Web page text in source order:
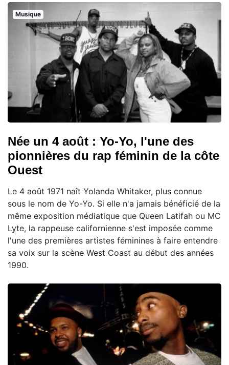
Musique
Née un 4 août : Yo-Yo, l'une des
pionnières du rap féminin de la côte
Ouest
Le 4 août 1971 naît Yolanda Whitaker, plus connue
sous le nom de Yo-Yo. Si elle n'a jamais bénéficié de la
même exposition médiatique que Queen Latifah ou MC
Lyte, la rappeuse californienne s'est imposée comme
l'une des premières artistes féminines à faire entendre
sa voix sur la scène West Coast au début des années
1990.